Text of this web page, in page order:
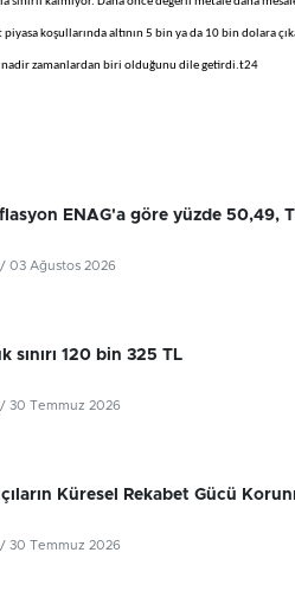
piyasa koşullarında altının 5 bin ya da 10 bin dolara
zamanlardan biri olduğunu dile getirdi.t24
ENAG'a göre yüzde 50,49,
/ 03 Ağustos 2026
sınırı 120 bin 325 TL
/ 30 Temmuz 2026
Küresel Rekabet Gücü
/ 30 Temmuz 2026